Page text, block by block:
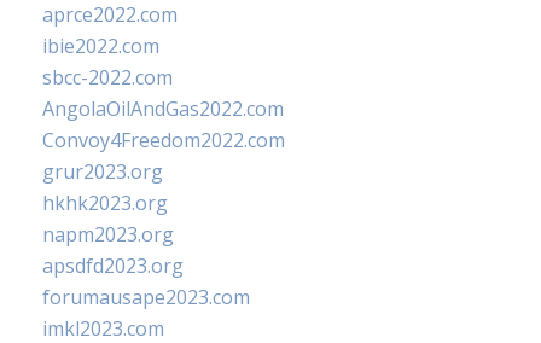
aprce2022.com
ibie2022.com
sbcc-2022.com
AngolaOilAndGas2022.com
Convoy4Freedom2022.com
grur2023.org
hkhk2023.org
napm2023.org
apsdfd2023.org
forumausape2023.com
imkl2023.com